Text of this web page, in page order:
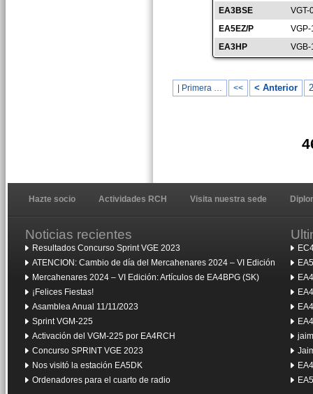
EA3BSE
VGT-
EA5EZ/P
EA3HP
| Primera … << < Anterior
Hazte socio Actividades RCH Visita nuestra sede
Noticias recientes
Resultados Concurso Sprint VGE 2023
ATENCION: Cambio de día del Mercahenares 2024 – VI Edición
Mercahenares 2024 – VI Edición: Artículos de EA4BPG (SK)
¡Felices Fiestas!
Asamblea Anual 11/11/2023
Sprint VGM-225
Activación del VGM-225 por EA4RCH
Concurso SPRINT VGE 2023
Nos visitó la estación EA5DK
Ordenadores para el cuarto de radio